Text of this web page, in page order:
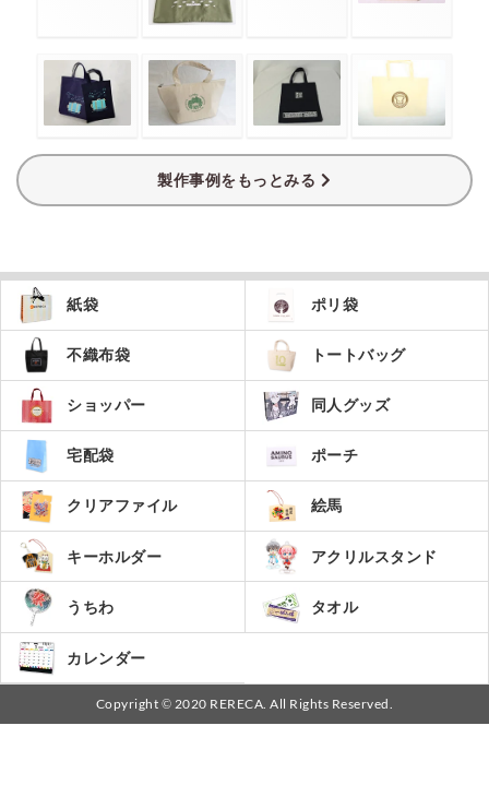
製作事例をもっとみる
紙袋 ポリ袋
不織布袋 トートバッグ
ショッパー 同人グッズ
宅配袋 ポーチ
クリアファイル 絵馬
キーホルダー アクリルスタンド
うちわ タオル
カレンダー
Copyright © 2020 RERECA. All Rights Reserved.